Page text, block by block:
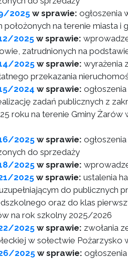
2025 w sprawie: ogłoszenia
położonych na terenie miasta
2025 w sprawie:
zatrudnionych na
2025 w sprawie: wyrażenia
przekazania
2024 w sprawie:
zadań publicznych z
roku na terenie Gminy
2025 w sprawie:
do sprzedaży
2025 w sprawie:
2025 w sprawie: ustalenia
do publicznych
oraz do klas
na rok szkolny 2025/2026
2025 w sprawie: zwołania
w sołectwie Pożarzysko
2025w sprawie: